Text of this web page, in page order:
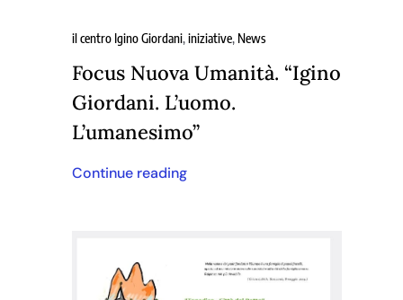
il centro Igino Giordani,iniziative, News
Focus Nuova Umanità. “Igino
Giordani. L’uomo.
L’umanesimo”
Continue reading